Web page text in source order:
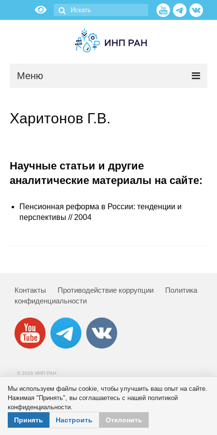
Меню
О нас
Научные подразделения
Сотрудники
Материалы для СМИ
Публикации
Научная жизнь
О журнале
Номера журналов
Харитонов Г.В.
Научные статьи и другие
аналитические материалы на сайте:
Пенсионная реформа в России: тенденции и
перспективы // 2004
Контакты Противодействие коррупции
Политика
конфиденциальности
© 2026 ИНП РАН
Мы используем файлы cookie, чтобы улучшить ваш опыт на сайте.
Нажимая "Принять", вы соглашаетесь с нашей политикой
конфиденциальности.
Принять Настроить Отклонить